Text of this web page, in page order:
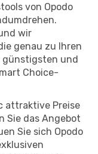
von Opodo
wir
genau zu Ihren
günstigsten und
Choice-
attraktive Preise
Sie das Angebot
Sie sich Opodo